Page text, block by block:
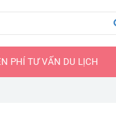
PHÍ TƯ VẤN DU LỊCH